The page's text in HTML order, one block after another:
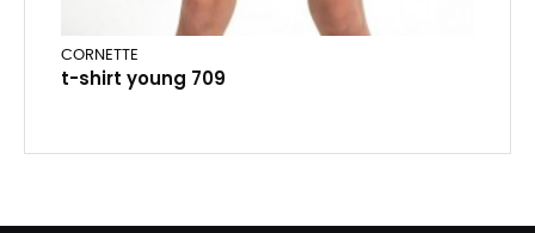
CORNETTE
t-shirt young 709